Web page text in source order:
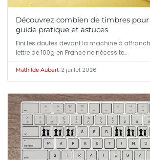
Découvrez combien de timbres pour
guide pratique et astuces
Fini les doutes devant la machine à
lettre de 100g en France ne nécessite…
Mathilde Aubert•2 juillet 2026